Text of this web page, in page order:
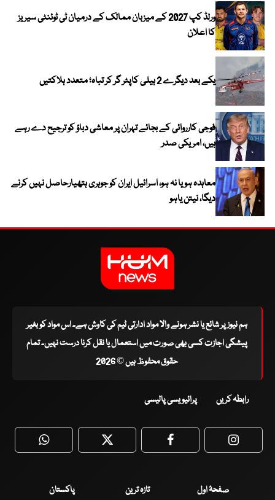
ورلڈ کپ 2027 کے میزبان ممالک کے درمیان ٹی ٹوئنٹی سیریز
کا اعلان
یکے بعد دیگرے 2 ہیلی کاپٹر گر کر تباہ؛ متعدد ہلاکتیں
فوجی کارروائی کے بجائے تہران پر معاشی دباؤ کو ترجیح دے رہے
ہیں، امریکی صدر
معاہدہ ہو یا نہ ہو، اسرائیل ایران کو جوہری ہتھیارحاصل نہیں کرنے
دیگا، نیتن یاہو
ہم نیوز پر شائع یا نشر ہونے والا مواد ادارتی ٹیم کی کاوش ہے۔ اس مواد کو بغیر
پیشگی اجازت کسی بھی صورت میں استعمال یا نقل کرنا درست نہیں۔ تمام
حقوق محفوظ ہیں © 2026
رابطہ کریں پرائیویسی پالیسی
WhatsApp Twitter Facebook
صفحۂ اول تازہ ترین
پاکستان